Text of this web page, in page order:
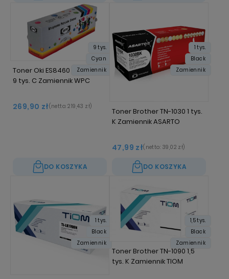
Toner Oki ES8460 44059231
9 tys. C Zamiennik WPC
269,90 zł(netto: 219,43 zł)
DO KOSZYKA
9 tys.
Cyan
Zamiennik
Toner Brother TN-1030 1 tys.
K Zamiennik ASARTO
47,99 zł(netto: 39,02 zł)
DO KOSZYKA
1 tys.
Black
Zamiennik
1 tys.
Black
Zamiennik
Toner Brother TN-1090 1,5
tys. K Zamiennik TIOM
1,5 tys.
Black
Zamiennik